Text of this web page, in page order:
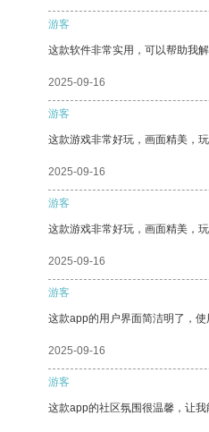
游客
这款软件非常实用，可以帮助我
2025-09-16
游客
这款游戏非常好玩，画面精美，
2025-09-16
游客
这款游戏非常好玩，画面精美，玩
2025-09-16
游客
这款app的用户界面简洁明了，使
2025-09-16
游客
这款app的社区氛围很温馨，让我